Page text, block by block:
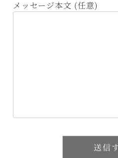
メッセージ本文 (任意)